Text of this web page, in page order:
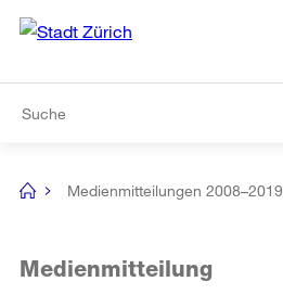
Navigation
[no
Medienmitteilungen 2008–2019
Medienmitteilung